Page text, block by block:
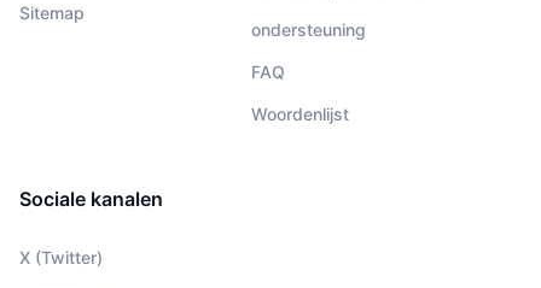
Sitemap
ondersteuning
FAQ
Woordenlijst
Sociale kanalen
X (Twitter)